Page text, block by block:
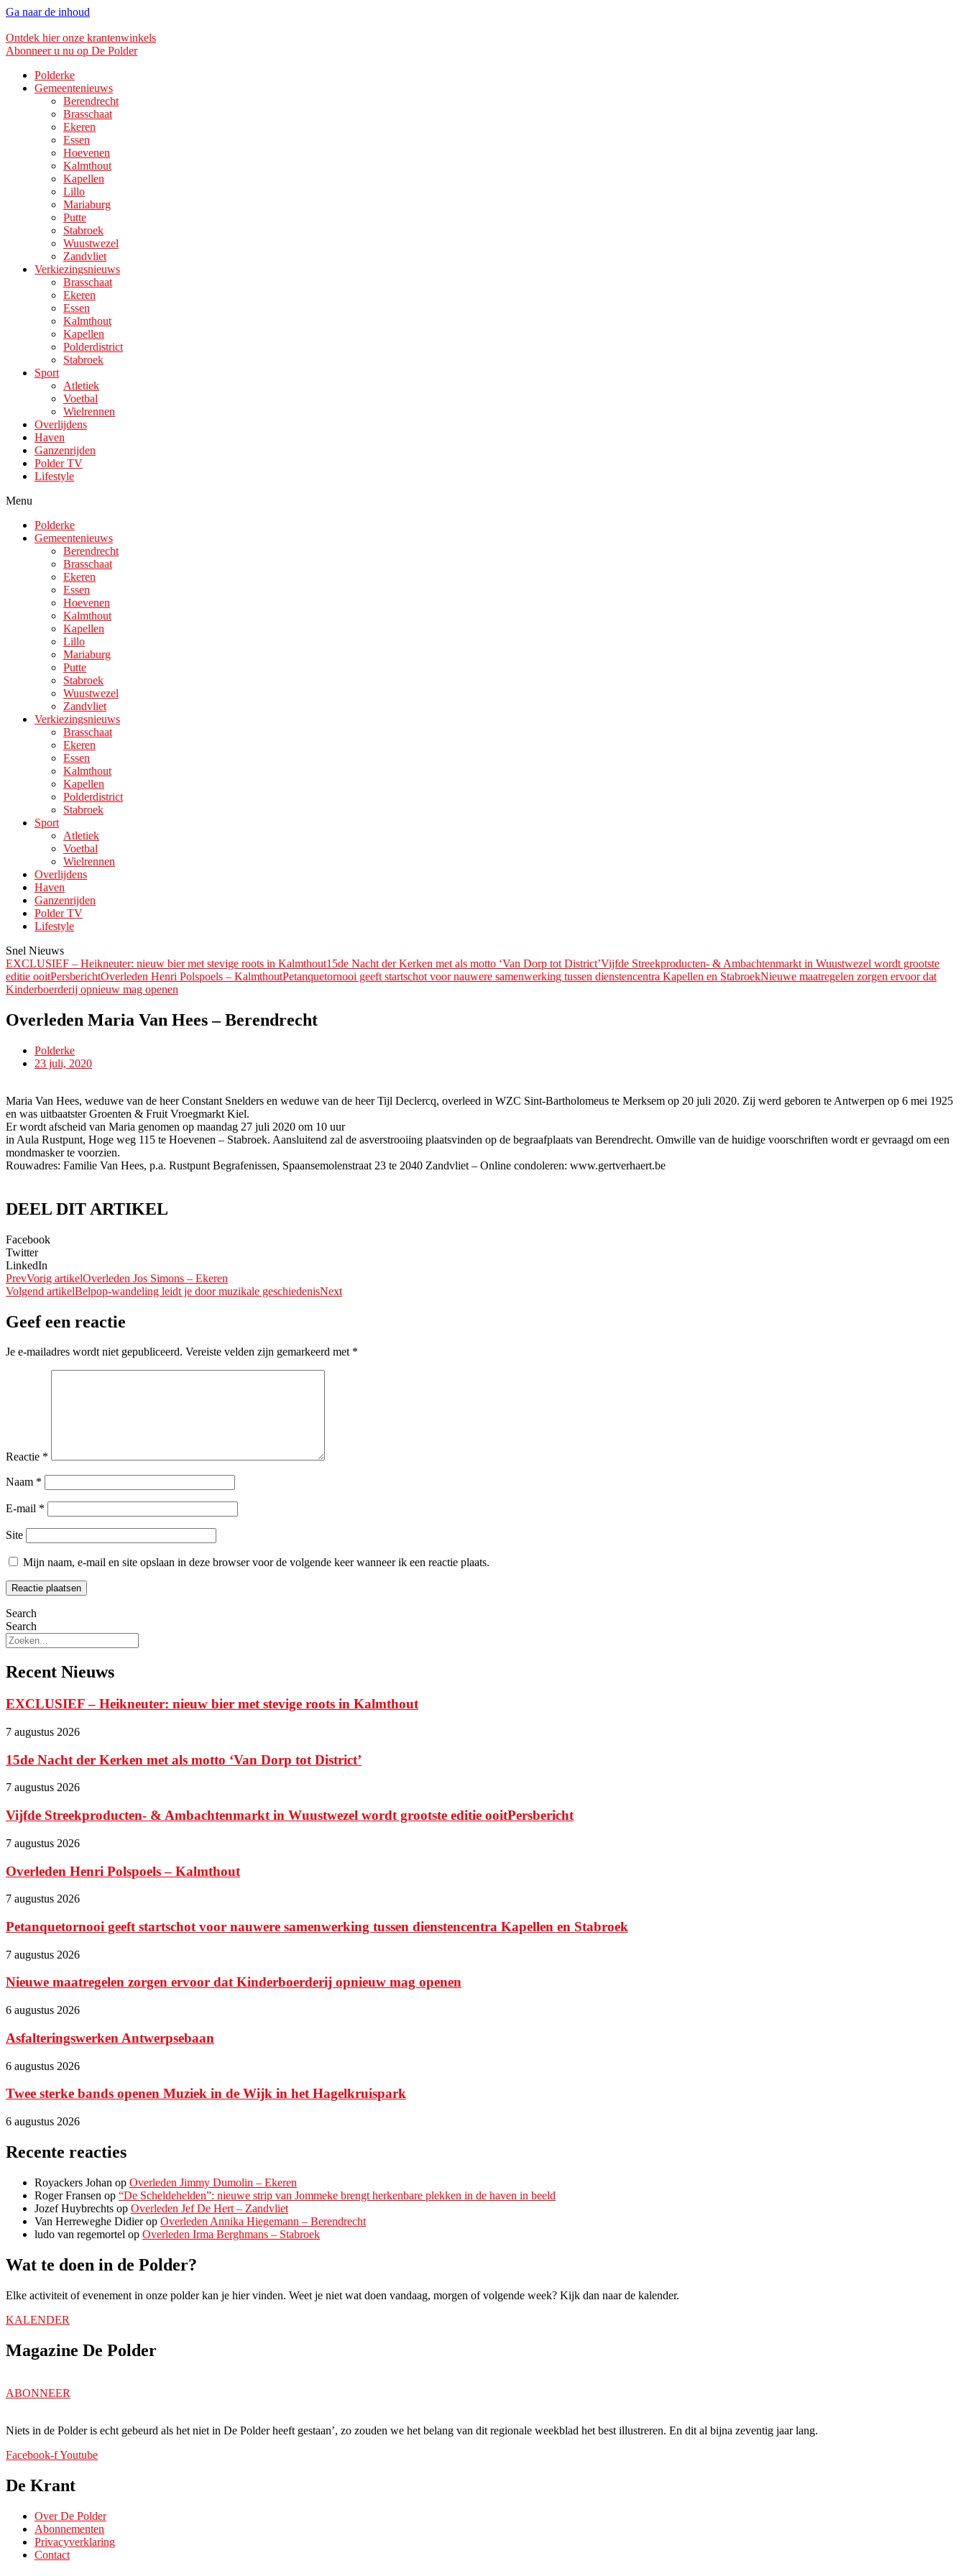
Ga naar de inhoud
Ontdek hier onze krantenwinkels
Abonneer u nu op De Polder
Polderke
Gemeentenieuws
Berendrecht
Brasschaat
Ekeren
Essen
Hoevenen
Kalmthout
Kapellen
Lillo
Mariaburg
Putte
Stabroek
Wuustwezel
Zandvliet
Verkiezingsnieuws
Brasschaat
Ekeren
Essen
Kalmthout
Kapellen
Polderdistrict
Stabroek
Sport
Atletiek
Voetbal
Wielrennen
Overlijdens
Haven
Ganzenrijden
Polder TV
Lifestyle
Menu
Polderke
Gemeentenieuws
Berendrecht
Brasschaat
Ekeren
Essen
Hoevenen
Kalmthout
Kapellen
Lillo
Mariaburg
Putte
Stabroek
Wuustwezel
Zandvliet
Verkiezingsnieuws
Brasschaat
Ekeren
Essen
Kalmthout
Kapellen
Polderdistrict
Stabroek
Sport
Atletiek
Voetbal
Wielrennen
Overlijdens
Haven
Ganzenrijden
Polder TV
Lifestyle
Snel Nieuws
EXCLUSIEF – Heikneuter: nieuw bier met stevige roots in Kalmthout15de Nacht der Kerken met als motto ‘Van Dorp tot District’Vijfde Streekproducten- & Ambachtenmarkt in Wuustwezel wordt grootste
editie ooitPersberichtOverleden Henri Polspoels – KalmthoutPetanquetornooi geeft startschot voor nauwere samenwerking tussen dienstencentra Kapellen en StabroekNieuwe maatregelen zorgen ervoor dat
Kinderboerderij opnieuw mag openen
Overleden Maria Van Hees – Berendrecht
Polderke
23 juli, 2020
Maria Van Hees, weduwe van de heer Constant Snelders en weduwe van de heer Tijl Declercq, overleed in WZC Sint-Bartholomeus te Merksem op 20 juli 2020. Zij werd geboren te Antwerpen op 6 mei 1925
en was uitbaatster Groenten & Fruit Vroegmarkt Kiel.
Er wordt afscheid van Maria genomen op maandag 27 juli 2020 om 10 uur
in Aula Rustpunt, Hoge weg 115 te Hoevenen – Stabroek. Aansluitend zal de asverstrooiing plaatsvinden op de begraafplaats van Berendrecht. Omwille van de huidige voorschriften wordt er gevraagd om een
mondmasker te voorzien.
Rouwadres: Familie Van Hees, p.a. Rustpunt Begrafenissen, Spaansemolenstraat 23 te 2040 Zandvliet – Online condoleren: www.gertverhaert.be
DEEL DIT ARTIKEL
Facebook
Twitter
LinkedIn
PrevVorig artikelOverleden Jos Simons – Ekeren
Volgend artikelBelpop-wandeling leidt je door muzikale geschiedenisNext
Geef een reactie
Je e-mailadres wordt niet gepubliceerd. Vereiste velden zijn gemarkeerd met *
Reactie *
Naam *
E-mail *
Site
Mijn naam, e-mail en site opslaan in deze browser voor de volgende keer wanneer ik een reactie plaats.
Search
Search
Recent Nieuws
EXCLUSIEF – Heikneuter: nieuw bier met stevige roots in Kalmthout
7 augustus 2026
15de Nacht der Kerken met als motto ‘Van Dorp tot District’
7 augustus 2026
Vijfde Streekproducten- & Ambachtenmarkt in Wuustwezel wordt grootste editie ooitPersbericht
7 augustus 2026
Overleden Henri Polspoels – Kalmthout
7 augustus 2026
Petanquetornooi geeft startschot voor nauwere samenwerking tussen dienstencentra Kapellen en Stabroek
7 augustus 2026
Nieuwe maatregelen zorgen ervoor dat Kinderboerderij opnieuw mag openen
6 augustus 2026
Asfalteringswerken Antwerpsebaan
6 augustus 2026
Twee sterke bands openen Muziek in de Wijk in het Hagelkruispark
6 augustus 2026
Recente reacties
Royackers Johan op Overleden Jimmy Dumolin – Ekeren
Roger Fransen op “De Scheldehelden”: nieuwe strip van Jommeke brengt herkenbare plekken in de haven in beeld
Jozef Huybrechts op Overleden Jef De Hert – Zandvliet
Van Herreweghe Didierop Overleden Annika Hiegemann – Berendrecht
ludo van regemortel op Overleden Irma Berghmans – Stabroek
Wat te doen in de Polder?
Elke activiteit of evenement in onze polder kan je hier vinden. Weet je niet wat doen vandaag, morgen of volgende week? Kijk dan naar de kalender.
KALENDER
Magazine De Polder
ABONNEER
Niets in de Polder is echt gebeurd als het niet in De Polder heeft gestaan’, zo zouden we het belang van dit regionale weekblad het best illustreren. En dit al bijna zeventig jaar lang.
Facebook-fYoutube
De Krant
Over De Polder
Abonnementen
Privacyverklaring
Contact